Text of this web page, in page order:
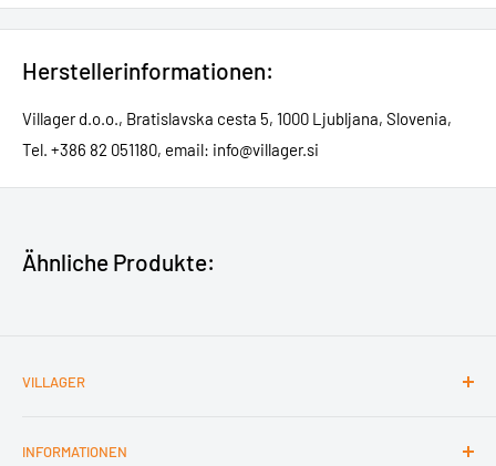
Herstellerinformationen:
Villager d.o.o., Bratislavska cesta 5, 1000 Ljubljana, Slovenia,
Tel. +386 82 051180, email: info@villager.si
Ähnliche Produkte:
VILLAGER
Impressum
INFORMATIONEN